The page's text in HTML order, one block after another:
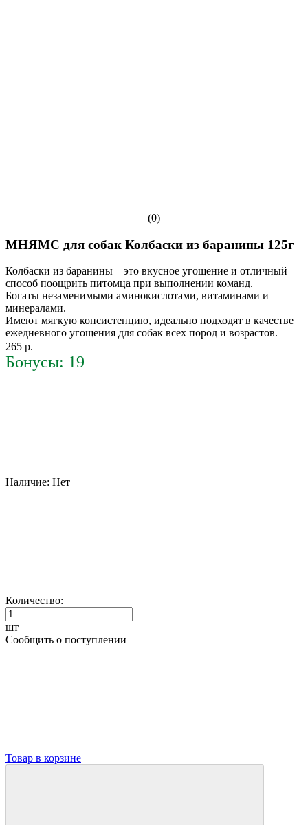
(0)
МНЯМС для собак Колбаски из баранины 125г
Колбаски из баранины – это вкусное угощение и отличный
способ поощрить питомца при выполнении команд.
Богаты незаменимыми аминокислотами, витаминами и
минералами.
Имеют мягкую консистенцию, идеально подходят в качестве
ежедневного угощения для собак всех пород и возрастов.
265 р.
Бонусы: 19
Наличие: Нет
Количество:
шт
Сообщить о поступлении
Товар в корзине